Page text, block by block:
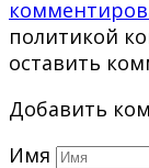
политикой
оставить
Добавить
Имя